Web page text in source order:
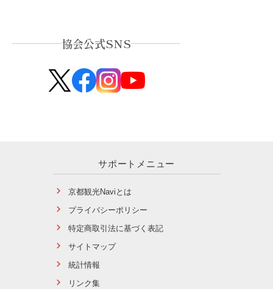
協会公式SNS
サポートメニュー
京都観光Naviとは
プライバシーポリシー
特定商取引法に基づく表記
サイトマップ
統計情報
リンク集